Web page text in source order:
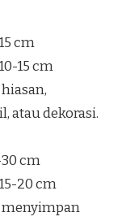
cm
15 cm
atau dekorasi.
cm
20 cm